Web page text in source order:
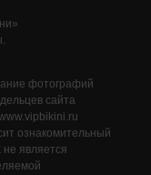
фотографий
сайта
ознакомительный
не является